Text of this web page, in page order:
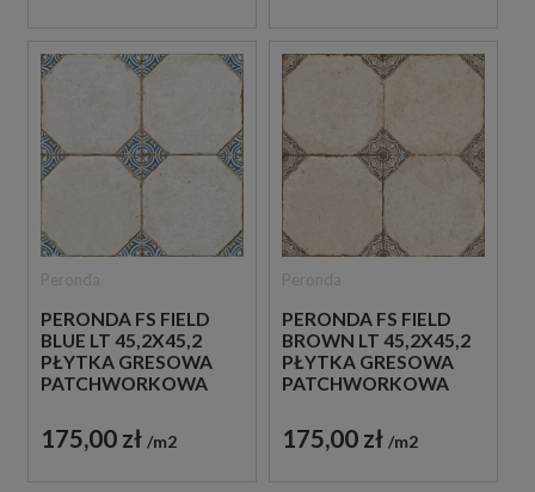
PERONDA FS FIELD
BLUE LT 45,2X45,2
PŁYTKA GRESOWA
PATCHWORKOWA
175,00 zł m2
PERONDA FS FIELD
BROWN LT 45,2X45,2
PŁYTKA GRESOWA
PATCHWORKOWA
175,00 zł m2